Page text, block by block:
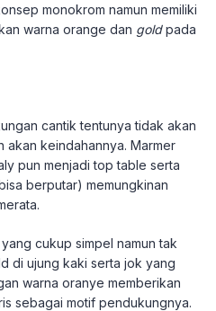
monokrom namun memiliki
warna orange dan goldpada
cantik tentunya tidak akan
akan keindahannya. Marmer
pun menjadi top table serta
berputar) memungkinan
cukup simpel namun tak
di ujung kaki serta jok yang
warna oranye memberikan
sebagai motif pendukungnya.